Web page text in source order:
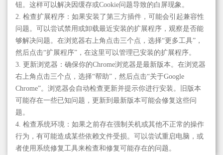
钮。这样可以解决因缓存或Cookie问题导致的白屏现象。
2. 检查扩展程序：如果安装了第三方插件，可能会引起兼容性
问题。可以尝试禁用或卸载最近安装的扩展程序，观察是否能
够解决问题。在浏览器右上角点击三个点，选择“更多工具”，
然后点击“扩展程序”，在这里可以管理已安装的扩展程序。
3. 更新浏览器：确保你的Chrome浏览器是最新版本。在浏览器
右上角点击三个点，选择“帮助”，然后点击“关于Google
Chrome”。浏览器会自动检查更新并提示你进行安装。旧版本
可能存在一些已知问题，更新到最新版本可能会修复这些问
题。
4. 检查系统环境：如果之前存在强制关机或其他不正常的操作
行为，有可能造成某些依赖文件受损。可以尝试重启电脑，或
者使用系统修复工具来检查和修复可能存在的问题。